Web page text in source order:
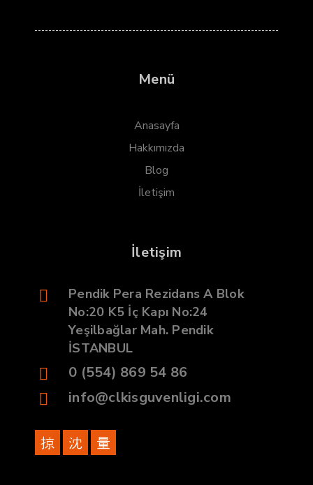
Menü
Anasayfa
Hakkımızda
Blog
İletişim
İletişim
Pendik Pera Rezidans A Blok
No:20 K5 İç Kapı No:24
Yeşilbağlar Mah. Pendik
İSTANBUL
0 (554) 869 54 86
info@clkisguvenligi.com